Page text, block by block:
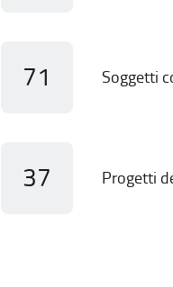
71 Soggetti
37 Progetti